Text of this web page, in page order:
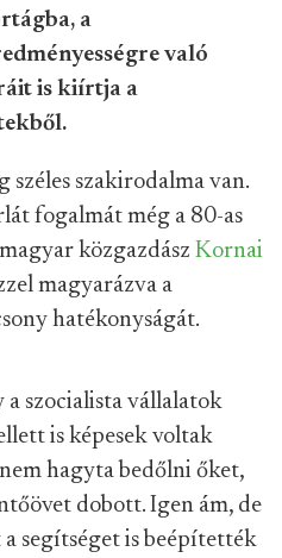
a
való
is kiírtja a
széles szakirodalma van.
fogalmát még a 80-as
közgazdász Kornai
magyarázva a
hatékonyságát.
a szocialista vállalatok
is képesek voltak
hagyta bedőlni őket,
dobott. Igen ám, de
segítséget is beépítették